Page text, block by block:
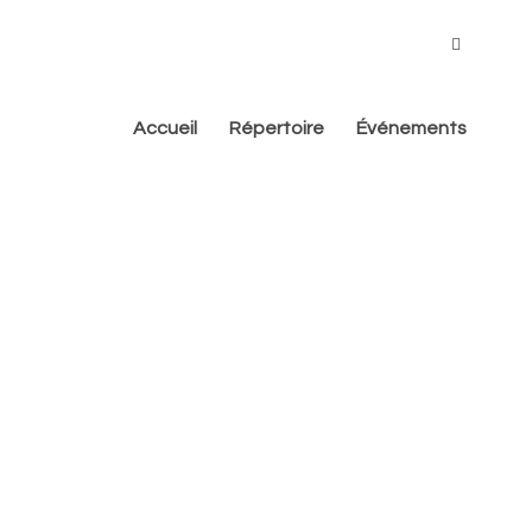
Accueil Répertoire Événements